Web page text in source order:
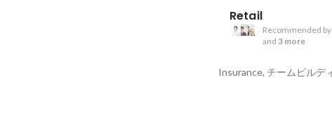
Retail
Recommended by
and 3 more